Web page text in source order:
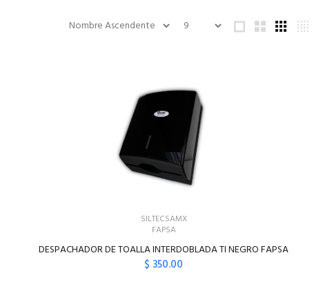
SILTECSAMX
FAPSA
DESPACHADOR DE TOALLA INTERDOBLADA TI NEGRO FAPSA
$ 350.00